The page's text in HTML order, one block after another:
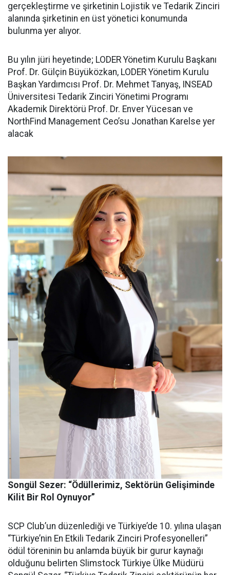
gerçekleştirme ve şirketinin Lojistik ve Tedarik Zinciri
alanında şirketinin en üst yönetici konumunda
bulunma yer alıyor.
Bu yılın jüri heyetinde; LODER Yönetim Kurulu Başkanı
Prof. Dr. Gülçin Büyüközkan, LODER Yönetim Kurulu
Başkan Yardımcısı Prof. Dr. Mehmet Tanyaş, INSEAD
Üniversitesi Tedarik Zinciri Yönetimi Programı
Akademik Direktörü Prof. Dr. Enver Yücesan ve
NorthFind Management Ceo’su Jonathan Karelse yer
alacak
Songül Sezer: “Ödüllerimiz, Sektörün Gelişiminde
Kilit Bir Rol Oynuyor”
SCP Club’un düzenlediği ve Türkiye’de 10. yılına ulaşan
“Türkiye’nin En Etkili Tedarik Zinciri Profesyonelleri”
ödül töreninin bu anlamda büyük bir gurur kaynağı
olduğunu belirten Slimstock Türkiye Ülke Müdürü